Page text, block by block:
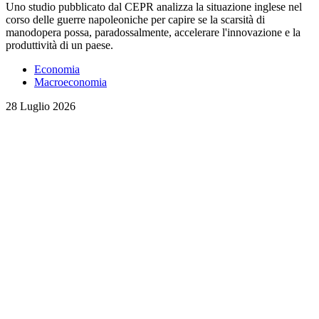
Uno studio pubblicato dal CEPR analizza la situazione inglese nel
corso delle guerre napoleoniche per capire se la scarsità di
manodopera possa, paradossalmente, accelerare l'innovazione e la
produttività di un paese.
Economia
Macroeconomia
28 Luglio 2026